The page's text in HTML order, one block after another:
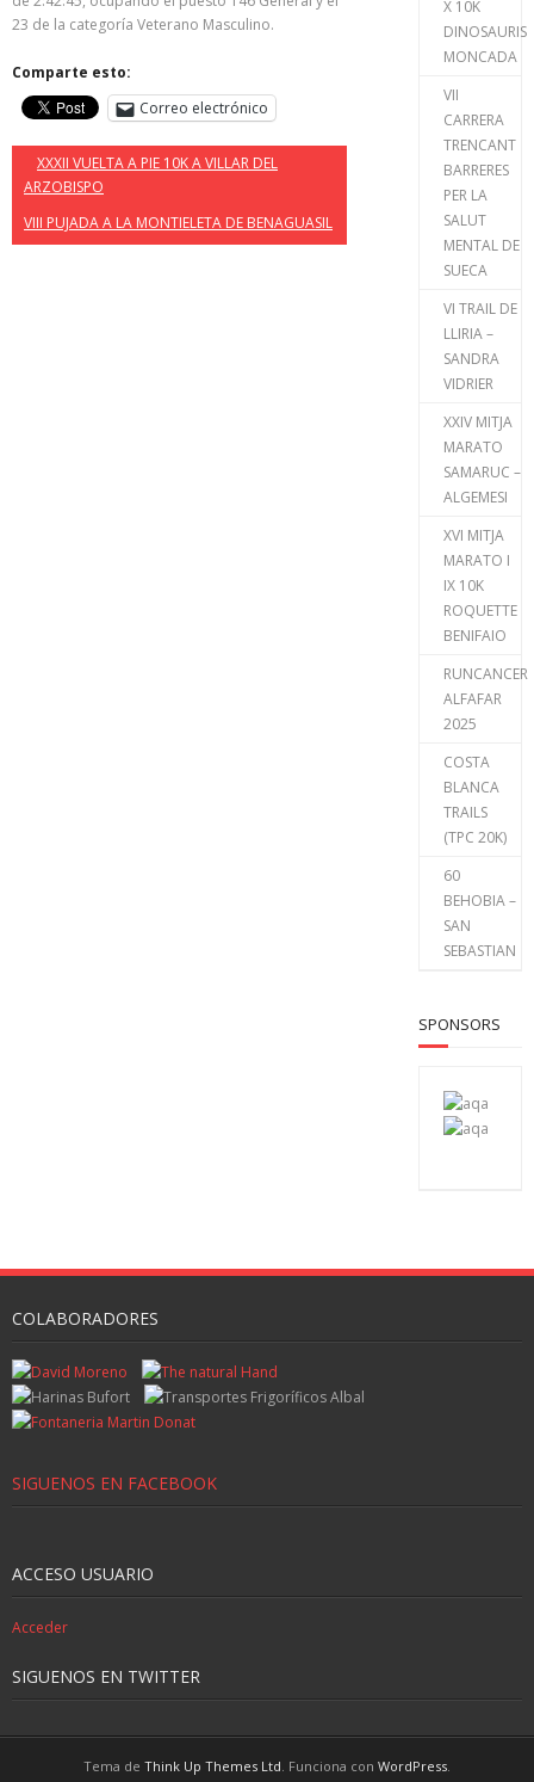
23 de la categoría Veterano Masculino.
Comparte esto:
Correo electrónico
XXXII VUELTA A PIE 10K A VILLAR DEL
ARZOBISPO
VIII PUJADA A LA MONTIELETA DE BENAGUASIL
X 10K
DINOSAURIS
MONCADA
VII
CARRERA
TRENCANT
BARRERES
PER LA
SALUT
MENTAL DE
SUECA
VI TRAIL DE
LLIRIA –
SANDRA
VIDRIER
XXIV MITJA
MARATO
SAMARUC –
ALGEMESI
XVI MITJA
MARATO I
IX 10K
ROQUETTE
BENIFAIO
RUNCANCER
ALFAFAR
2025
COSTA
BLANCA
TRAILS
(TPC 20K)
60
BEHOBIA –
SAN
SEBASTIAN
SPONSORS
COLABORADORES
SIGUENOS EN FACEBOOK
ACCESO USUARIO
Acceder
SIGUENOS EN TWITTER
Tema de Think Up Themes Ltd. Funciona con WordPress.